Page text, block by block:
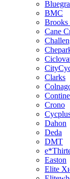
BMC
Brooks
Cane
Clarks
Crono
Dahon
Deda
DMT
Easton
Elite